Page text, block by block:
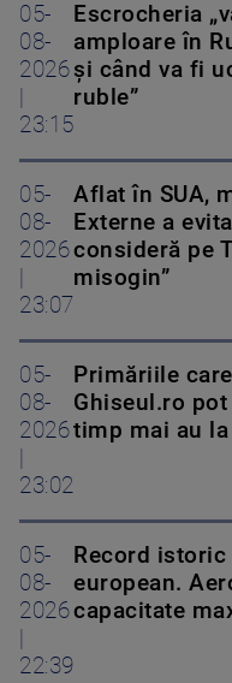
05-
08-
2026
23:15
Escrocheria
amploare în
și când va fi
ruble”
05-
08-
2026
23:07
Aflat în SUA,
Externe a
consideră pe
misogin”
05-
08-
2026
23:02
Primăriile
Ghiseul.ro
timp mai au
05-
08-
2026
22:39
Record
european.
capacitate